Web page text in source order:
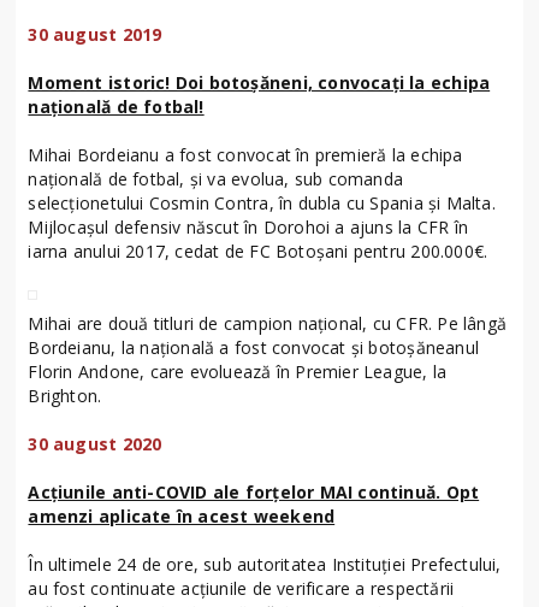
30 august 2019
Moment istoric! Doi botoșăneni, convocați la echipa
națională de fotbal!
Mihai Bordeianu a fost convocat în premieră la echipa
națională de fotbal, și va evolua, sub comanda
selecționetului Cosmin Contra, în dubla cu Spania și Malta.
Mijlocașul defensiv născut în Dorohoi a ajuns la CFR în
iarna anului 2017, cedat de FC Botoșani pentru 200.000€.
Mihai are două titluri de campion național, cu CFR. Pe lângă
Bordeianu, la națională a fost convocat și botoșăneanul
Florin Andone, care evoluează în Premier League, la
Brighton.
30 august 2020
Acțiunile anti-COVID ale forțelor MAI continuă. Opt
amenzi aplicate în acest weekend
În ultimele 24 de ore, sub autoritatea Instituției Prefectului,
au fost continuate acţiunile de verificare a respectării